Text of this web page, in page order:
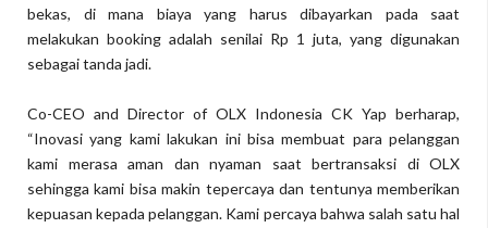
bekas, di mana biaya yang harus dibayarkan pada saat
melakukan booking adalah senilai Rp 1 juta, yang digunakan
sebagai tanda jadi.
Co-CEO and Director of OLX Indonesia CK Yap berharap,
“Inovasi yang kami lakukan ini bisa membuat para pelanggan
kami merasa aman dan nyaman saat bertransaksi di OLX
sehingga kami bisa makin tepercaya dan tentunya memberikan
kepuasan kepada pelanggan. Kami percaya bahwa salah satu hal